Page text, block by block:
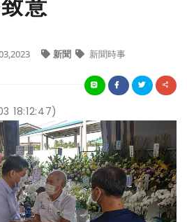
意
新聞 新聞時事
18:12:47)